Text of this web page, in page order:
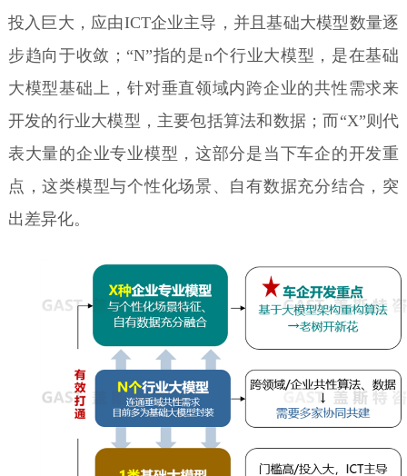
投入巨大，应由ICT企业主导，并且基础大模型数量逐
步趋向于收敛；“N”指的是n个行业大模型，是在基础
大模型基础上，针对垂直领域内跨企业的共性需求来
开发的行业大模型，主要包括算法和数据；而“X”则代
表大量的企业专业模型，这部分是当下车企的开发重
点，这类模型与个性化场景、自有数据充分结合，突
出差异化。